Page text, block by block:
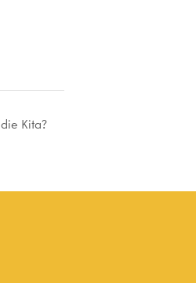
Kita?